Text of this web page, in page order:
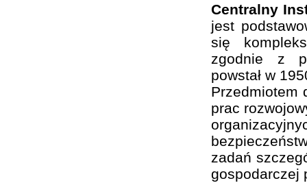
Centralny
jest
się
zgodnie z
powstał w
Przedmiotem
prac
zadań
gospodarczej